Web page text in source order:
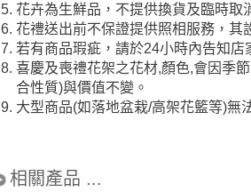
5.花卉為生鮮品，不提供換貨及臨時取
6.花禮送出前不保證提供照相服務，其
7.若有商品瑕疵，請於24小時內告知店
8.喜慶及喪禮花架之花材,顏色,會因季
合性質)與價值不變。
9. 大型商品(如落地盆栽/高架花籃等)無
相關產品 ...